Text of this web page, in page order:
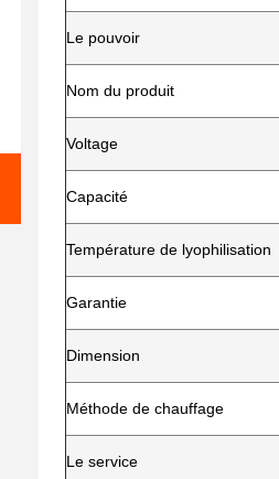
Le pouvoir
Nom du produit
Voltage
Capacité
Température de lyophilisation
Garantie
Dimension
Méthode de chauffage
Le service